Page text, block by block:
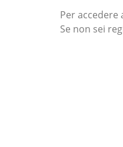
Per accedere
Se non sei